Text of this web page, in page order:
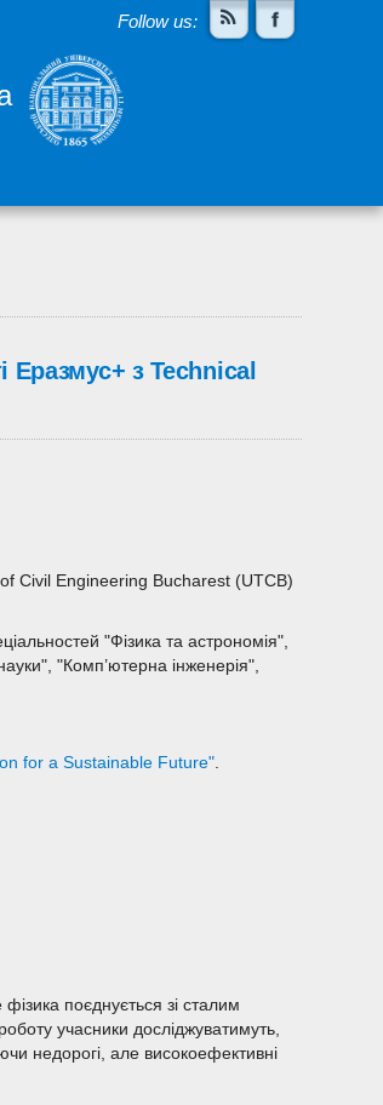
Follow us:
Еразмус+ з Technical
of Civil Engineering Bucharest (UTCB)
"Фізика та астрономія",
"Комп’ютерна інженерія",
for a Sustainable Future".
поєднується зі сталим
учасники досліджуватимуть,
недорогі, але високоефективні